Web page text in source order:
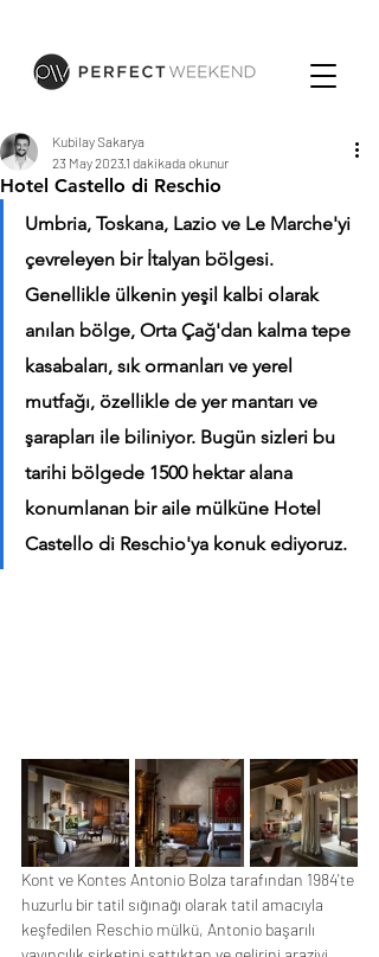
Hotel Castello di Reschio
Kubilay Sakarya
23 May 2023 1 dakikada okunur
Umbria, Toskana, Lazio ve Le Marche'yi
çevreleyen bir İtalyan bölgesi.
Genellikle ülkenin yeşil kalbi olarak
anılan bölge, Orta Çağ'dan kalma tepe
kasabaları, sık ormanları ve yerel
mutfağı, özellikle de yer mantarı ve
şarapları ile biliniyor. Bugün sizleri bu
tarihi bölgede 1500 hektar alana
konumlanan bir aile mülküne Hotel
Castello di Reschio'ya konuk ediyoruz.
Kont ve Kontes Antonio Bolza tarafından 1984'te
huzurlu bir tatil sığınağı olarak tatil amacıyla
keşfedilen Reschio mülkü, Antonio başarılı